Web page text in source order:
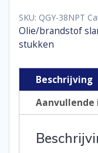
SKU: QGY-38NPT
Olie/brandstof
stukken
Beschrijving